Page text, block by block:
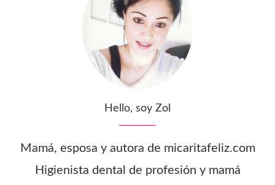
Hello, soy Zol
Mamá, esposa y autora de micaritafeliz.com
Higienista dental de profesión y mamá